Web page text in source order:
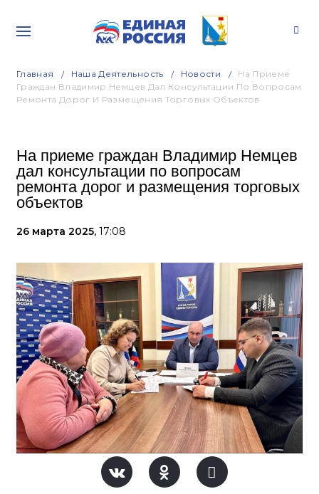
Главная Наша Деятельность Новости
На Приеме
Граждан Владимир Немцев Дал Консультации По Вопросам
Ремонта Дорог И Размещения Торговых Объектов
На приеме граждан Владимир Немцев
дал консультации по вопросам
ремонта дорог и размещения торговых
объектов
26 марта 2025, 17:08